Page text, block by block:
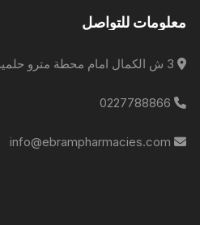
معلومات للتواصل